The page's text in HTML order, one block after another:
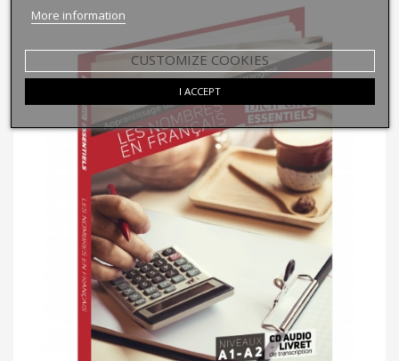
More information
CUSTOMIZE COOKIES
I ACCEPT